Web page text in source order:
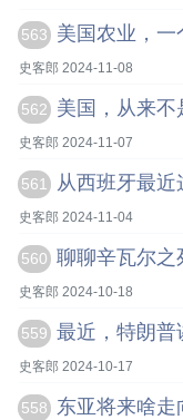
563 美国农业，一
史客郎 2024-11-08
562 美国，从来不
史客郎 2024-11-07
561 从西班牙最
史客郎 2024-11-04
560 聊聊辛瓦尔之
史客郎 2024-10-18
559 最近，特朗普
史客郎 2024-10-17
558 东亚将来啥走